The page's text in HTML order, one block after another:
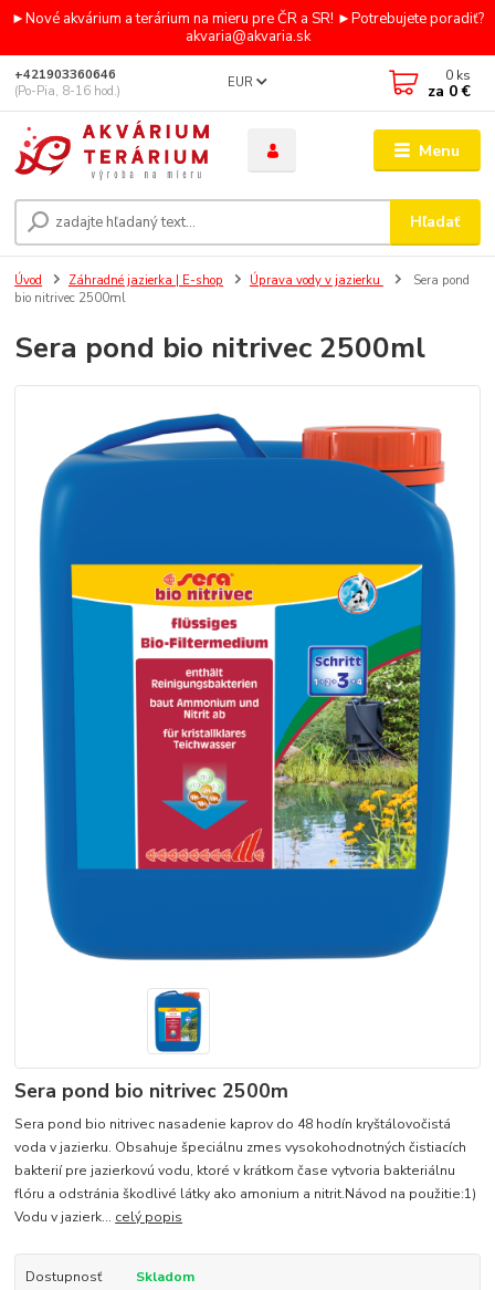
►Nové akvárium a terárium na mieru pre ČR a SR! ►Potrebujete poradiť?
akvaria@akvaria.sk
Menu
EUR
Hľadať
+421903360646
(Po-Pia, 8-16 hod.)
0 ks
za 0 €
Úvod Záhradné jazierka | E-shop Úprava vody v jazierku
Sera pond
bio nitrivec 2500ml
Sera pond bio nitrivec 2500ml
Sera pond bio nitrivec 2500m
Sera pond bio nitrivec nasadenie kaprov do 48 hodín kryštálovočistá
voda v jazierku. Obsahuje špeciálnu zmes vysokohodnotných čistiacích
bakterií pre jazierkovú vodu, ktoré v krátkom čase vytvoria bakteriálnu
flóru a odstránia škodlivé látky ako amonium a nitrit.Návod na použitie:1)
Vodu v jazierk... celý popis
Dostupnosť Skladom